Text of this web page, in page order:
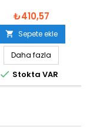
₺410,57
 Sepete ekle
Daha fazla
 Stokta VAR